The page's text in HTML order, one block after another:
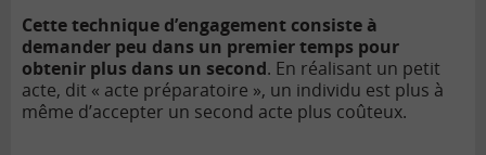
Cette technique d’engagement consiste à
demander peu dans un premier temps pour
obtenir plus dans un second. En réalisant un petit
acte, dit « acte préparatoire », un individu est plus à
même d’accepter un second acte plus coûteux.